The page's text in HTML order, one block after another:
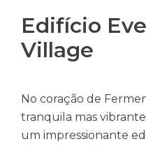
Edifício
Village
No coração de
tranquila mas
um impressionante